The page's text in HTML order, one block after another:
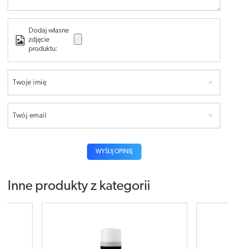
Dodaj własne
zdjęcie
produktu:
Twoje imię
Twój email
WYŚLIJ OPINIĘ
Inne produkty z kategorii